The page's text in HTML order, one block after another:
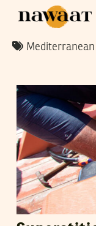
Mediterranean